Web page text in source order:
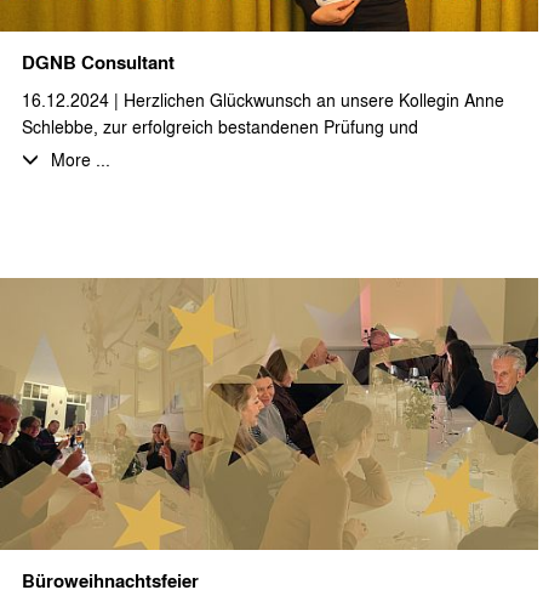
DGNB Consultant
16.12.2024 | Herzlichen Glückwunsch an unsere Kollegin Anne
Schlebbe, zur erfolgreich bestandenen Prüfung und
Zertifizierung als DGNB Consultant!
aufbauend als DGNB Consultant, steht Anne Schlebbe allen
interessierten Auftraggebern, Projektbeteiligten und unserem
stæhr+partner architekten Team für alle Fragen des
nachhaltigen Bauens von den ersten Entwurfsphasen bis hin
zum Prozess der Gebäudezertifizierung als kompetente
Ansprechpartnerin zur Verfügung.
Anne Schlebbe ist des Weiteren auch als DGNB
Zertifizierungsexpertin im Netzwerk der DGNB gelistet.
More ...
Büroweihnachtsfeier